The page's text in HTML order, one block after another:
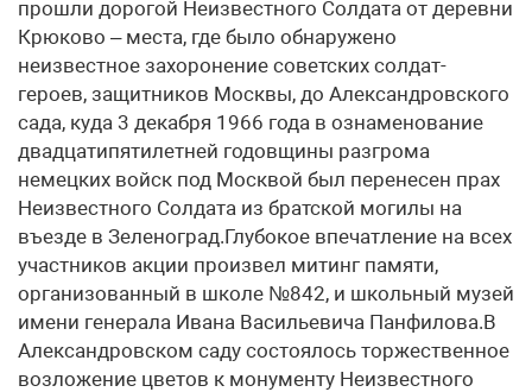
прошли дорогой Неизвестного Солдата от деревни
Крюково – места, где было обнаружено
неизвестное захоронение советских солдат-
героев, защитников Москвы, до Александровского
сада, куда 3 декабря 1966 года в ознаменование
двадцатипятилетней годовщины разгрома
немецких войск под Москвой был перенесен прах
Неизвестного Солдата из братской могилы на
въезде в Зеленоград.Глубокое впечатление на всех
участников акции произвел митинг памяти,
организованный в школе №842, и школьный музей
имени генерала Ивана Васильевича Панфилова.В
Александровском саду состоялось торжественное
возложение цветов к монументу Неизвестного